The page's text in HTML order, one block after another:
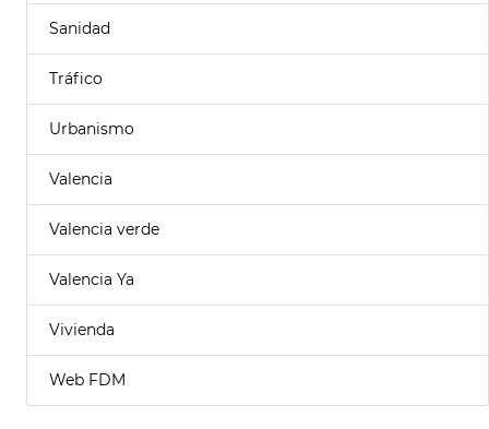
Sanidad
Tráfico
Urbanismo
Valencia
Valencia verde
Valencia Ya
Vivienda
Web FDM